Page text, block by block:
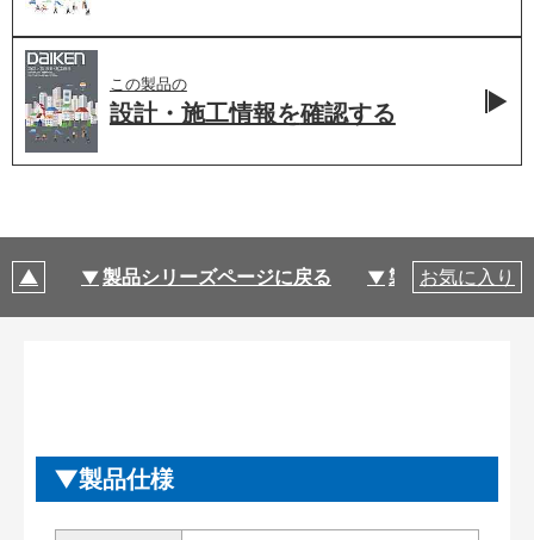
この製品の
設計・施工情報を確認する
製品シリーズページに戻る 製品仕様
お気に入り
製品仕様